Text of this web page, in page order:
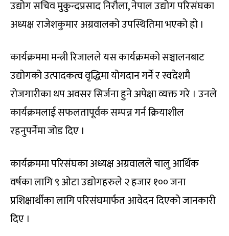
उद्योग सचिव मुकुन्दप्रसाद निरौला, नेपाल उद्योग परिसंघका
अध्यक्ष राजेशकुमार अग्रवालको उपस्थितिमा भएको हो ।
कार्यक्रममा मन्त्री रिजालले यस कार्यक्रमको सञ्चालनबाट
उद्योगको उत्पादकत्व वृद्धिमा योगदान गर्ने र स्वदेशमै
रोजगारीका थप अवसर सिर्जना हुने अपेक्षा व्यक्त गरे । उनले
कार्यक्रमलाई सफलतापूर्वक सम्पन्न गर्न क्रियाशील
रहनुपर्नेमा जोड दिए ।
कार्यक्रममा परिसंघका अध्यक्ष अग्रवालले चालु आर्थिक
वर्षका लागि ९ ओटा उद्योगहरुले २ हजार १०० जना
प्रशिक्षार्थीका लागि परिसंघमार्फत आवेदन दिएको जानकारी
दिए ।